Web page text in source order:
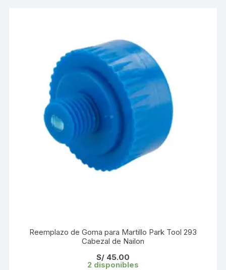
Reemplazo de Goma para Martillo Park Tool 293
Cabezal de Nailon
S/45.00
2 disponibles